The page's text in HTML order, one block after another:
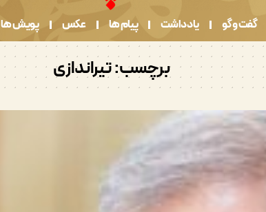
گفت و گو یادداشت پیام ها عکس پویش ها
برچسب:تیراندازی